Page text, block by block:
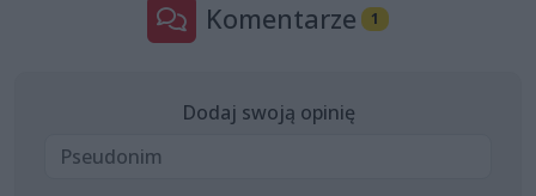
Komentarze 1
Dodaj swoją opinię